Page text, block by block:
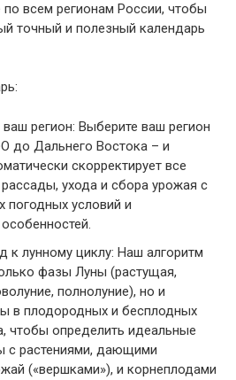
всем регионам России, чтобы
точный и полезный календарь
регион: Выберите ваш регион
до Дальнего Востока – и
скорректирует все
, ухода и сбора урожая с
погодных условий и
к лунному циклу: Наш алгоритм
фазы Луны (растущая,
полнолуние), но и
в плодородных и бесплодных
, чтобы определить идеальные
с растениями, дающими
(«вершками»), и корнеплодами